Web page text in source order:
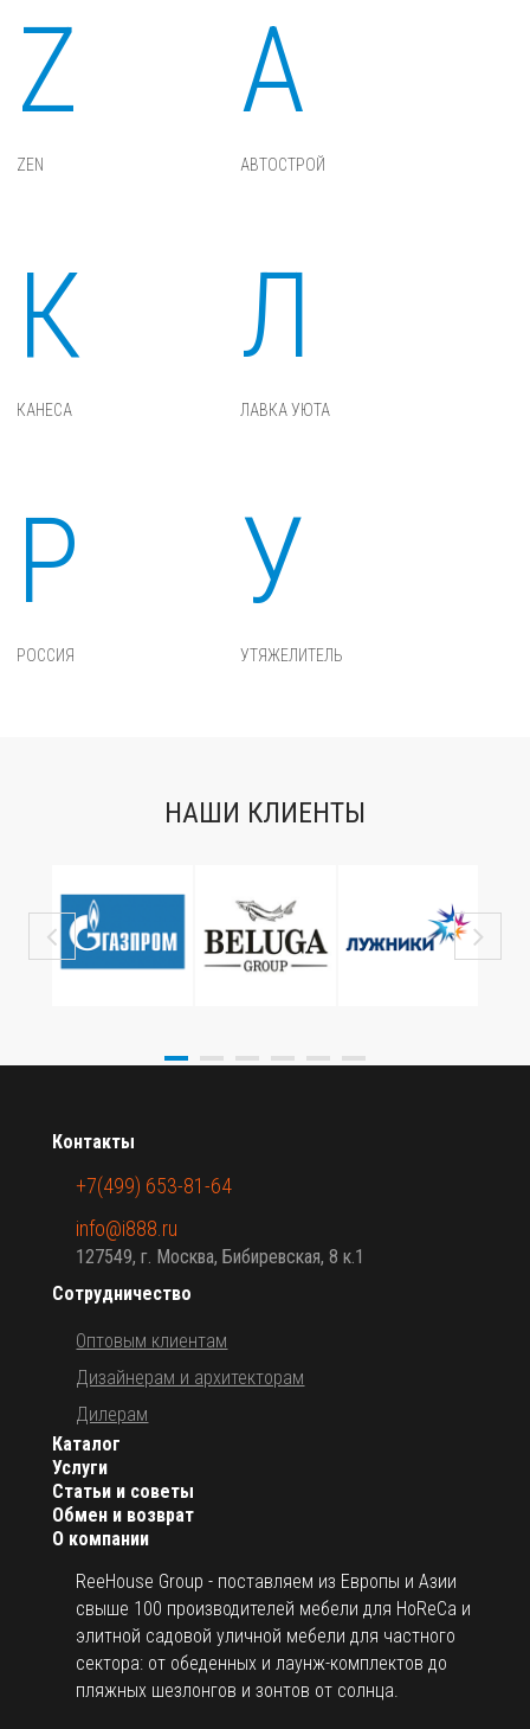
Z
ZEN
А
АВТОСТРОЙ
К
КАНЕСА
Л
ЛАВКА УЮТА
Р
РОССИЯ
У
УТЯЖЕЛИТЕЛЬ
НАШИ КЛИЕНТЫ
О компании
ReeHouse Group - поставляем из Европы и Азии
свыше 100 производителей мебели для HoReCa и
элитной садовой уличной мебели для частного
сектора: от обеденных и лаунж-комплектов до
пляжных шезлонгов и зонтов от солнца.
Каталог
Услуги
Статьи и советы
Обмен и возврат
Сотрудничество
Оптовым клиентам
Дизайнерам и архитекторам
Дилерам
Контакты
+7(499) 653-81-64
info@i888.ru
127549, г. Москва, Бибиревская, 8 к.1